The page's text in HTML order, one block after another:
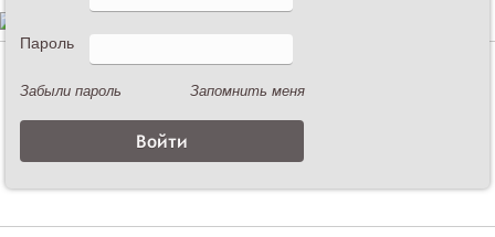
Описание
509.046.4568-06 ДИСК
Пароль
Забыли пароль Запомнить меня